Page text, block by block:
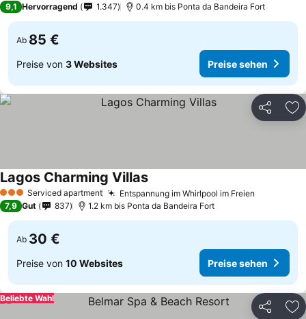
9,1 Hervorragend 1.347 0.4 km bis Ponta da Bandeira Fort
Ab 85 €
Preise von 3 Websites Preise sehen
Teilen
3 SterneServiced apartment Entspannung im Whirlpool im Freien
Lagos Charming Villas
7,9 Gut 837 1.2 km bis Ponta da Bandeira Fort
Ab 30 €
Preise von 10 Websites Preise sehen
Teilen
Beliebte Wahl